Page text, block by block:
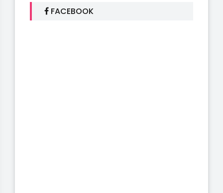
FACEBOOK